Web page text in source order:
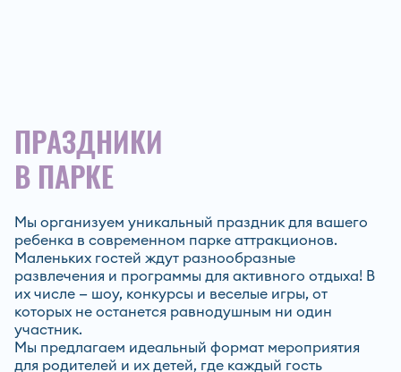
ПРАЗДНИКИ
В ПАРКЕ
Мы организуем уникальный праздник для вашего
ребенка в современном парке аттракционов.
Маленьких гостей ждут разнообразные
развлечения и программы для активного отдыха! В
их числе — шоу, конкурсы и веселые игры, от
которых не останется равнодушным ни один
участник.
Мы предлагаем идеальный формат мероприятия
для родителей и их детей, где каждый гость